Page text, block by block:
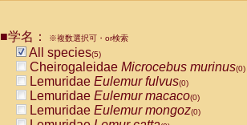
CercopithecidaePapio hamadryas
Cercopithecidae
CercopithecidaePapiospp. (0)
CercopithecidaeMandrillus
CercopithecidaeMandrillus sphinx
CercopithecidaeTheropithecus
CercopithecidaeMacaca arctoides
■学名： ※複数選択可・or検索
All species(5)
Cheirogaleidae Microcebus murinus(0)
Lemuridae Eulemur fulvus(0)
Lemuridae Eulemur macaco(0)
Lemuridae Eulemur mongoz(0)